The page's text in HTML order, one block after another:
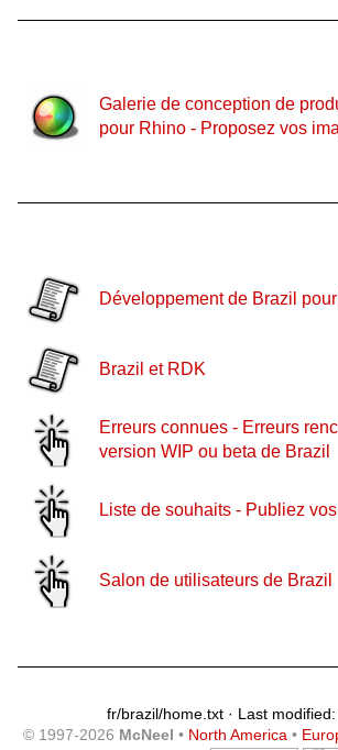
Galerie de conception de
pour Rhino - Proposez vos
Développement de Brazil
Brazil et RDK
Erreurs connues - Erreurs
version WIP ou beta de Brazil
Liste de souhaits - Publiez
Salon de utilisateurs de Brazil
fr/brazil/home.txt · Last
© 1997-2026 McNeel • North America •